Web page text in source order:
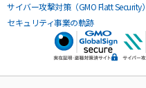
サイバー攻撃対策（GMO Flatt Security）
セキュリティ事業の軌跡